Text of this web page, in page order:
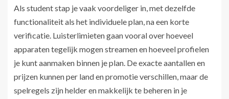
Als student stap je vaak voordeliger in, met dezelfde
functionaliteit als het individuele plan, na een korte
verificatie. Luisterlimieten gaan vooral over hoeveel
apparaten tegelijk mogen streamen en hoeveel profielen
je kunt aanmaken binnen je plan. De exacte aantallen en
prijzen kunnen per land en promotie verschillen, maar de
spelregels zijn helder en makkelijk te beheren in je